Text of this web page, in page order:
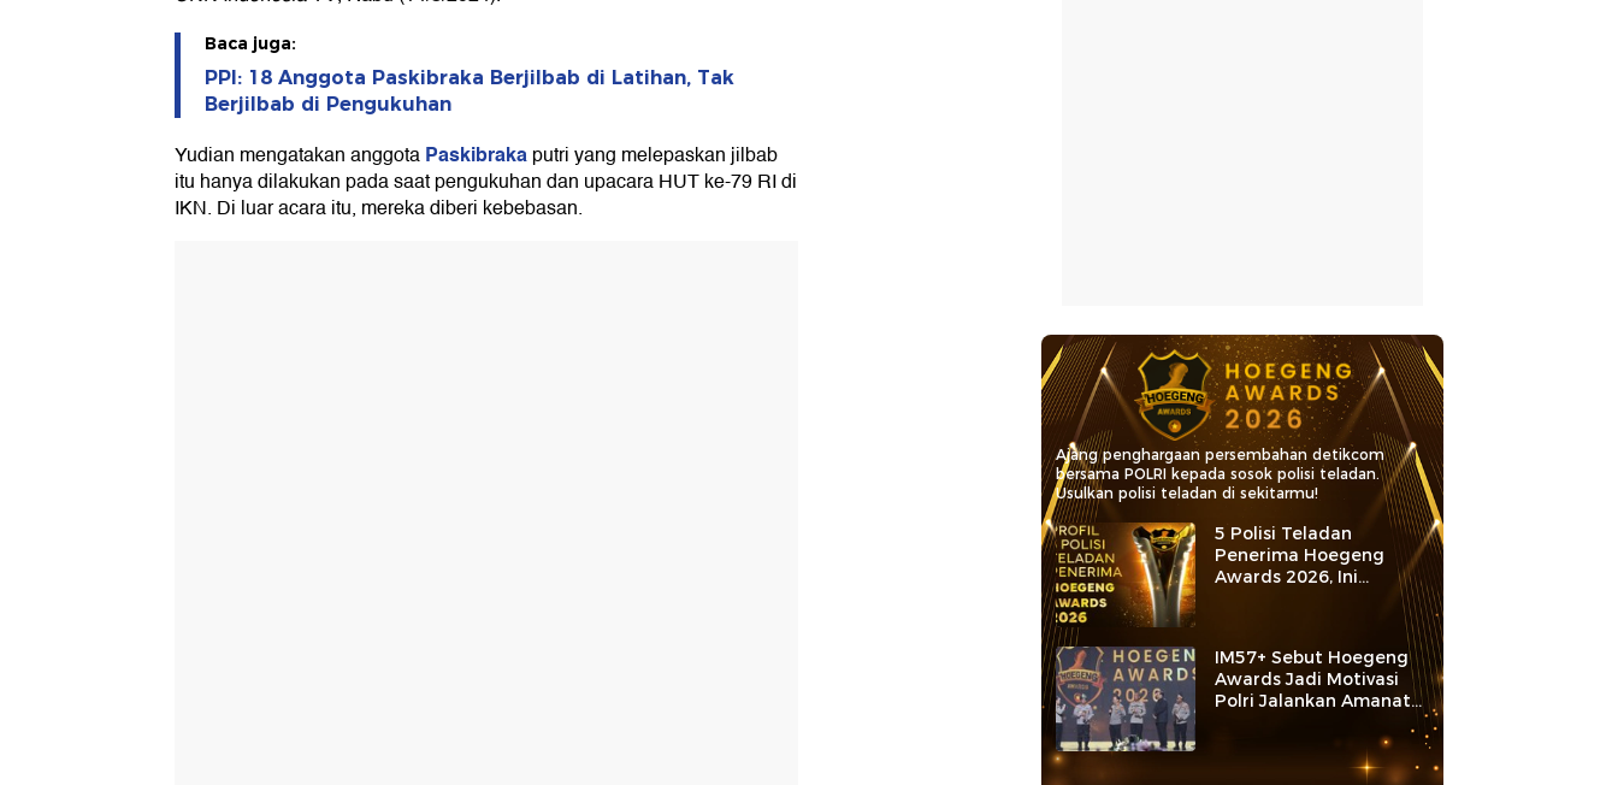
Baca juga:
PPI: 18 Anggota Paskibraka Berjilbab di Latihan, Tak
Berjilbab di Pengukuhan
Yudian mengatakan anggotaPaskibrakaputri yang melepaskan jilbab
itu hanya dilakukan pada saat pengukuhan dan upacara HUT ke-79 RI di
IKN. Di luar acara itu, mereka diberi kebebasan.
Ajang penghargaan persembahan detikcom
bersama POLRI kepada sosok polisi teladan.
Usulkan polisi teladan di sekitarmu!
5 Polisi Teladan
Penerima Hoegeng
Awards 2026, Ini
Kategori dan Kiprahnya
IM57+ Sebut Hoegeng
Awards Jadi Motivasi
Polri Jalankan Amanat